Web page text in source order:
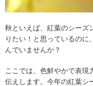
秋といえば、紅葉のシーズ
りたい！と思っているの
んでいませんか？
ここでは、色鮮やかで表現
伝えします。今年の紅葉シ